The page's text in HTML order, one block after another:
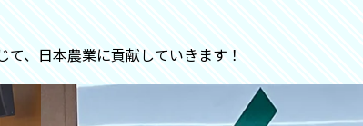
、日本農業に貢献していきます！